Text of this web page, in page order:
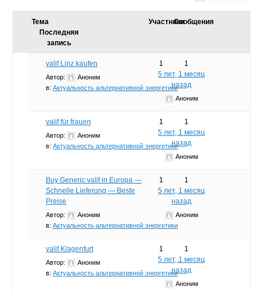
Тема УчастникиСообщения
Последняя
запись
valif Linz kaufen
Автор:
Аноним
в: Актуальность альтернативной энергетики
1
1
5 лет, 1 месяц
назад
Аноним
valif für frauen
Автор:
Аноним
в: Актуальность альтернативной энергетики
1
1
5 лет, 1 месяц
назад
Аноним
Buy Generic valif in Europa —
Schnelle Lieferung — Beste
Preise
Автор:
Аноним
в: Актуальность альтернативной энергетики
1
1
5 лет, 1 месяц
назад
Аноним
valif Klagenfurt
Автор:
Аноним
в: Актуальность альтернативной энергетики
1
1
5 лет, 1 месяц
назад
Аноним